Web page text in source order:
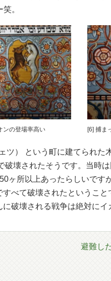
。
ンの登場率高い [6] 捕ま
ツ） という町に建てられた
破壊されたそうです。当時
ヶ所以上あったらしいです
すべて破壊されたというこ
破壊される戦争は絶対にイ
避難し